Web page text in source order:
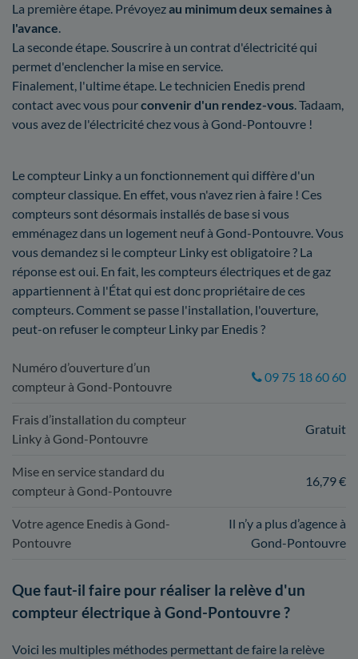
La première étape. Prévoyezau minimum deux semaines à
l'avance.
La seconde étape. Souscrire à un contrat d'électricité qui
permet d'enclencher la mise en service.
Finalement, l'ultime étape. Le technicien Enedis prend
contact avec vous pourconvenir d'un rendez-vous. Tadaam,
vous avez de l'électricité chez vous à Gond-Pontouvre !
Le compteur Linky a un fonctionnement qui diffère d'un
compteur classique. En effet, vous n'avez rien à faire ! Ces
compteurs sont désormais installés de base si vous
emménagez dans un logement neuf à Gond-Pontouvre. Vous
vous demandez si le compteur Linky est obligatoire ? La
réponse est oui. En fait, les compteurs électriques et de gaz
appartiennent à l'État qui est donc propriétaire de ces
compteurs. Comment se passe l'installation, l'ouverture,
peut-on refuser le compteur Linky par Enedis ?
Numéro d’ouverture d’un
compteur à Gond-Pontouvre
09 75 18 60 60
Frais d’installation du compteur
Linky à Gond-Pontouvre
Gratuit
Mise en service standard du
compteur à Gond-Pontouvre
16,79 €
Votre agence Enedis à Gond-
Pontouvre
Il n’y a plus d’agence à
Gond-Pontouvre
Que faut-il faire pour réaliser la relève d'un
compteur électrique à Gond-Pontouvre ?
Voici les multiples méthodes permettant de faire la relève